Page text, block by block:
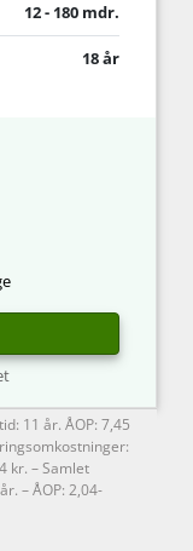
12 - 180 mdr.
18 år
11 år. ÅOP: 7,45
kr. – Samlet
– ÅOP: 2,04-